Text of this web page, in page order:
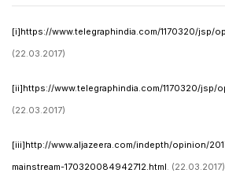
[i]https://www.telegraphindia.com/1170320/jsp/
(22.03.2017)
[ii]https://www.telegraphindia.com/1170320/jsp/
(22.03.2017)
[iii]http://www.aljazeera.com/indepth/opinion/
mainstream-170320084942712.html.